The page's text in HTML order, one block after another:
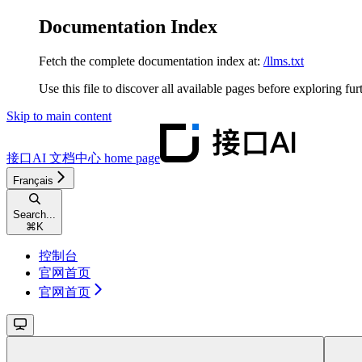
Documentation Index
Fetch the complete documentation index at: /llms.txt
Use this file to discover all available pages before exploring
Skip to main content
接口AI 文档中心 home page
Français
Search...
⌘ K
控制台
官网首页
官网首页